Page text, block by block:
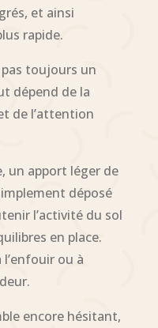
et ainsi
rapide.
pas toujours un
dépend de la
de l’attention
un apport léger de
déposé
l’activité du sol
en place.
ou à
encore hésitant,